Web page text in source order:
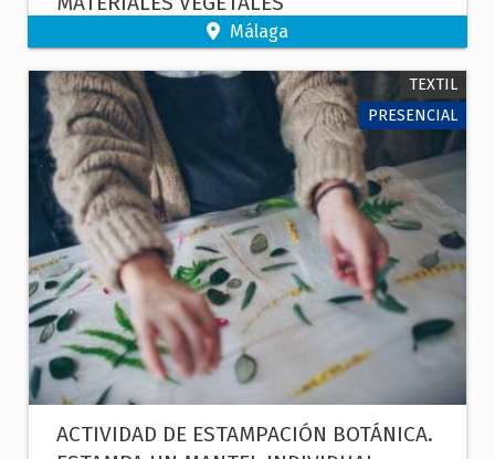
Málaga
TEXTIL
PRESENCIAL
ACTIVIDAD DE ESTAMPACIÓN BOTÁNICA.